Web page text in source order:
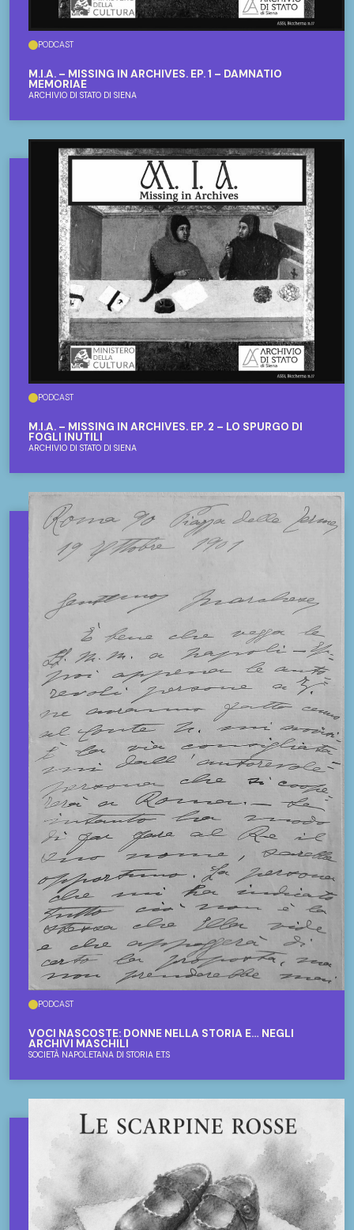
PODCAST
M.I.A. – MISSING IN ARCHIVES. EP. 1 – DAMNATIO
MEMORIAE
ARCHIVIO DI STATO DI SIENA
PODCAST
M.I.A. – MISSING IN ARCHIVES. EP. 2 – LO SPURGO DI
FOGLI INUTILI
ARCHIVIO DI STATO DI SIENA
PODCAST
VOCI NASCOSTE: DONNE NELLA STORIA E… NEGLI
ARCHIVI MASCHILI
SOCIETÀ NAPOLETANA DI STORIA E.T.S